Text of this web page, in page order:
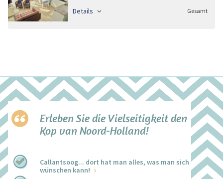
Details Gesamt
Erleben Sie die Vielseitigkeit den
Kop van Noord-Holland!
Callantsoog... dort hat man alles, was man sich
wünschen kann!